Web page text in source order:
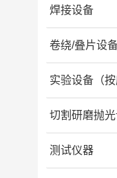
焊接设备
卷绕/叠片设
实验设备（按
切割研磨抛
测试仪器